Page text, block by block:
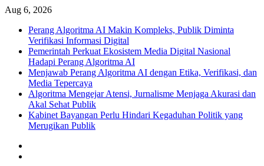
Skip
content
Aug 6, 2026
Perang Algoritma AI Makin Kompleks, Publik Diminta
Verifikasi Informasi Digital
Pemerintah Perkuat Ekosistem Media Digital Nasional
Hadapi Perang Algoritma AI
Menjawab Perang Algoritma AI dengan Etika, Verifikasi, dan
Media Tepercaya
Algoritma Mengejar Atensi, Jurnalisme Menjaga Akurasi dan
Akal Sehat Publik
Kabinet Bayangan Perlu Hindari Kegaduhan Politik yang
Merugikan Publik